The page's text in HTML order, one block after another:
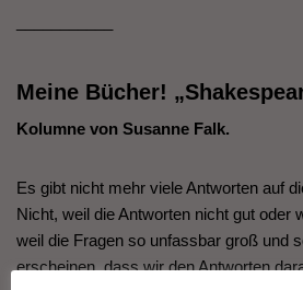
Meine Bücher!
Kolumne von Susanne Falk.
Es gibt nicht mehr viele Antworten auf
Nicht, weil die Antworten nicht gut oder
weil die Fragen so unfassbar groß und
erscheinen, dass wir den Antworten